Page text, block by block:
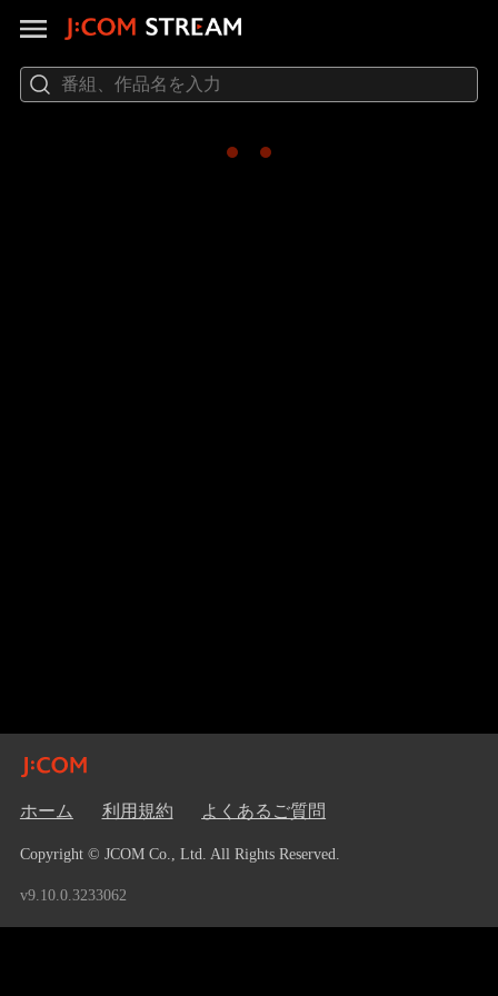
ホーム 利用規約 よくあるご質問
Copyright © JCOM Co., Ltd. All Rights Reserved.
v9.10.0.3233062